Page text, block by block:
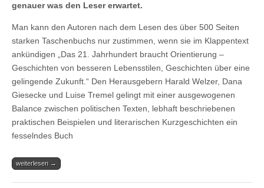
genauer was den Leser erwartet.
Man kann den Autoren nach dem Lesen des über 500 Seiten
starken Taschenbuchs nur zustimmen, wenn sie im Klappentext
ankündigen „Das 21. Jahrhundert braucht Orientierung –
Geschichten von besseren Lebensstilen, Geschichten über eine
gelingende Zukunft.“ Den Herausgebern Harald Welzer, Dana
Giesecke und Luise Tremel gelingt mit einer ausgewogenen
Balance zwischen politischen Texten, lebhaft beschriebenen
praktischen Beispielen und literarischen Kurzgeschichten ein
fesselndes Buch
weiterlesen →